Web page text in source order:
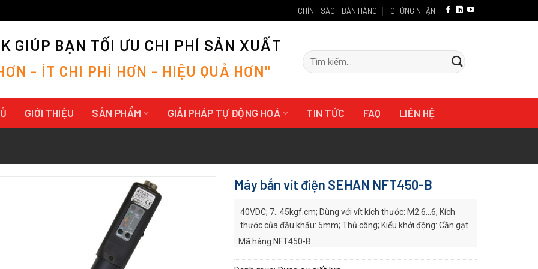
CHÍNH SÁCH BÁN HÀNG CHỨNG NHẬN
GIÚP BẠN TỐI ƯU CHI PHÍ SẢN XUẤT
ƠN - ÍT CHI PHÍ HƠN - HIỆU QUẢ HƠN"
Tìm
kiếm:
GIỚI THIỆU SẢN PHẨM GIẢI PHÁP TỰ ĐỘNG HOÁ TIN TỨC FAQ LIÊN HỆ
Máy bắn vít điện SEHAN NFT450-B
40VDC; 7…45kgf.cm; Dùng với vít kích thước: M2.6…6; Kích
thước của đầu khẩu: 5mm; Thủ công; Kiểu khởi động: Cần gạt
Mã hàng:NFT450-B
Hãng sản xuất:SEHAN